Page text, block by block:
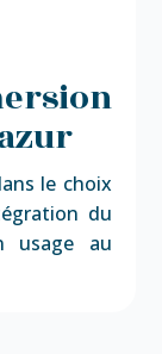
le choix
du
usage au